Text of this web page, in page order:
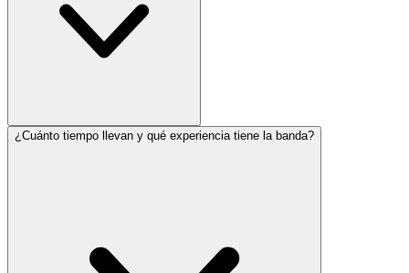
¿Cuánto tiempo llevan y qué experiencia tiene la banda?